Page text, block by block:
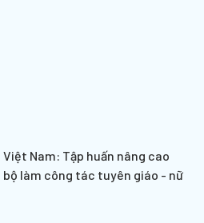
Nam: Tập huấn nâng cao
bộ làm công tác tuyên giáo - nữ